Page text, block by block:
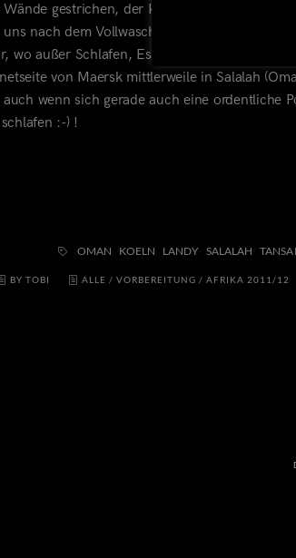
gestrichen, der Kreml ist leer und
nach dem Vollwaschgang der letzten
wo außer Schlafen, Essen, Lesen und dem
von Maersk mittlerweile in Salalah
wenn sich gerade auch eine ordentliche
:-) !
OMAN KOELN LANDY SALALAH
BY TOBI ALLE / VORBEREITUNG / AFRIKA 2011/12